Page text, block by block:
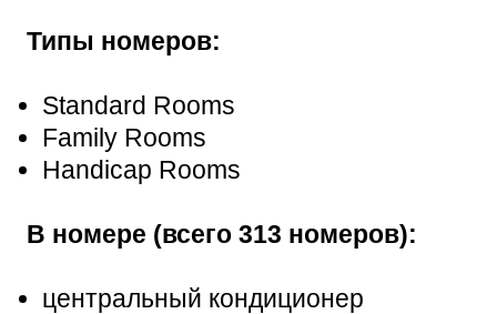
Типы номеров:
Standard Rooms
Family Rooms
Handicap Rooms
В номере (всего 313 номеров):
центральный кондиционер